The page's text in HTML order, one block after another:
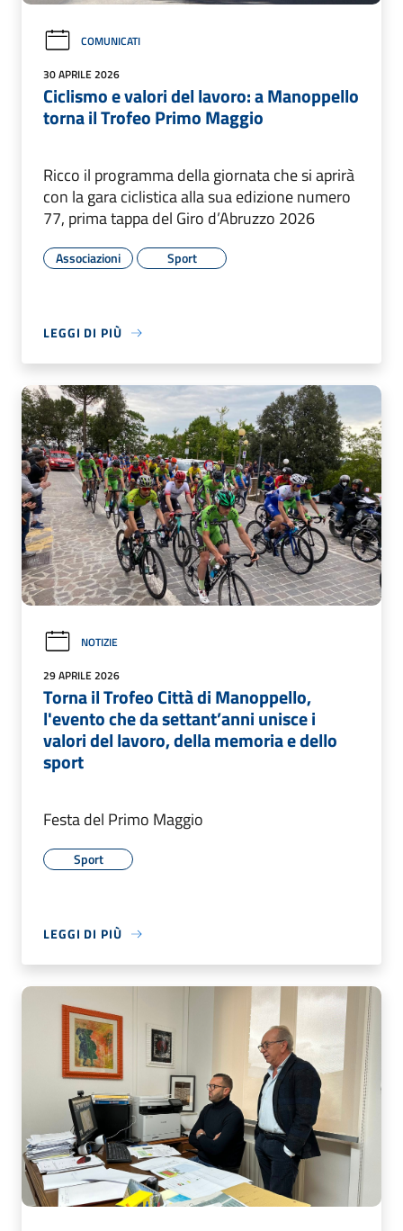
COMUNICATI
30 APRILE 2026
Ciclismo e valori del lavoro: a Manoppello
torna il Trofeo Primo Maggio
Ricco il programma della giornata che si aprirà
con la gara ciclistica alla sua edizione numero
77, prima tappa del Giro d’Abruzzo 2026
Associazioni Sport
LEGGI DI PIÙ
NOTIZIE
29 APRILE 2026
Torna il Trofeo Città di Manoppello,
l'evento che da settant’anni unisce i
valori del lavoro, della memoria e dello
sport
Festa del Primo Maggio
Sport
LEGGI DI PIÙ